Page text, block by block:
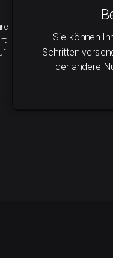
Sie können
Schritten
der andere